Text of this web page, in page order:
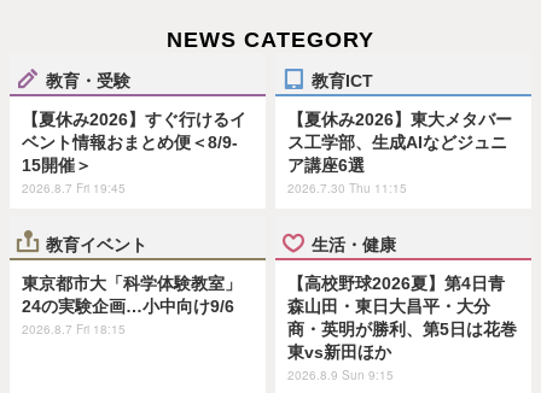
NEWS CATEGORY
教育・受験
【夏休み2026】すぐ行けるイ
ベント情報おまとめ便＜8/9-
15開催＞
2026.8.7 Fri 19:45
教育ICT
【夏休み2026】東大メタバー
ス工学部、生成AIなどジュニ
ア講座6選
2026.7.30 Thu 11:15
教育イベント
東京都市大「科学体験教室」
24の実験企画…小中向け9/6
2026.8.7 Fri 18:15
生活・健康
【高校野球2026夏】第4日青
森山田・東日大昌平・大分
商・英明が勝利、第5日は花巻
東vs新田ほか
2026.8.9 Sun 9:15